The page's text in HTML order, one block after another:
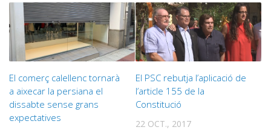
El comerç calellenc tornarà
a aixecar la persiana el
dissabte sense grans
expectatives
El PSC rebutja l’aplicació de
l’article 155 de la
Constitució
22 OCT., 2017